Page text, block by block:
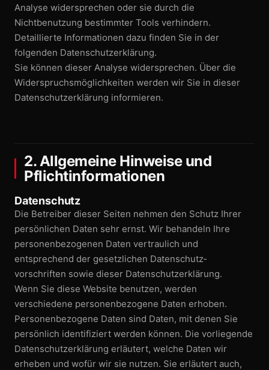
Analyse widersprechen oder sie durch die
Nichtbenutzung bestimmter Tools verhindern.
Detaillierte Informationen dazu finden Sie in der
folgenden Datenschutz­erklärung.
Sie können dieser Analyse widersprechen. Über die
Widerspruchs­möglichkeiten werden wir Sie in dieser
Datenschutz­erklärung informieren.
2. Allgemeine Hinweise und
Pflichtinformationen
Datenschutz
Die Betreiber dieser Seiten nehmen den Schutz Ihrer
persönlichen Daten sehr ernst. Wir behandeln Ihre
personen­bezogenen Daten vertraulich und
entsprechend der gesetzlichen Datenschutz­
vorschriften sowie dieser Datenschutz­erklärung.
Wenn Sie diese Website benutzen, werden
verschiedene personen­bezogene Daten erhoben.
Personen­bezogene Daten sind Daten, mit denen Sie
persönlich identifiziert werden können. Die vorliegende
Datenschutz­erklärung erläutert, welche Daten wir
erheben und wofür wir sie nutzen. Sie erläutert auch,